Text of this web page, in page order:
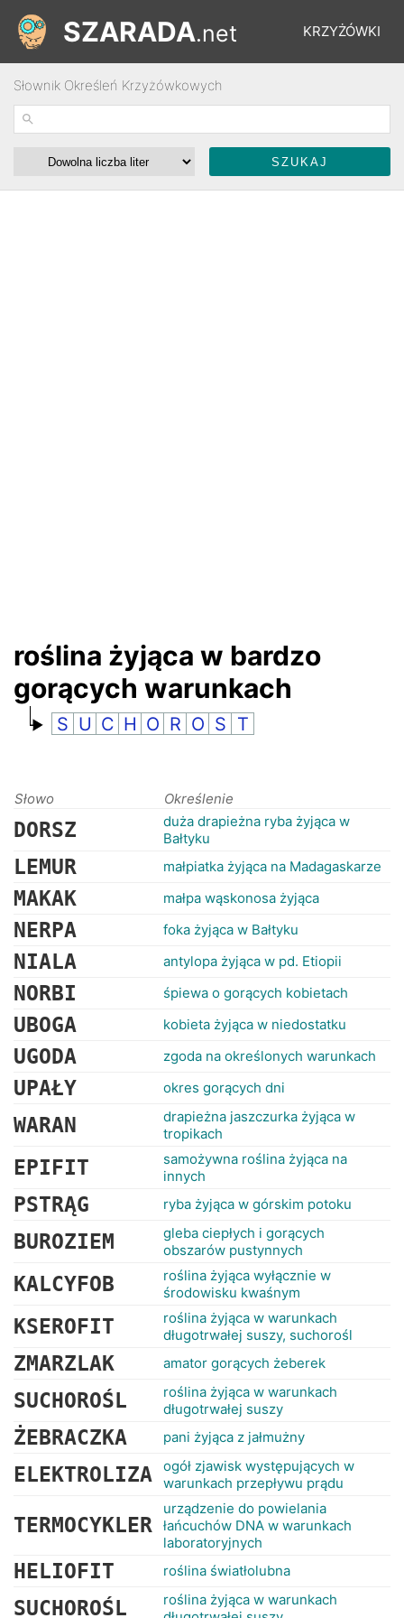
KRZYŻÓWKI
ŁAMIGŁÓWKI
SZARADA.net
Słownik Określeń Krzyżówkowych
roślina żyjąca w bardzo
gorących warunkach
S U C H O R O S T
Słowo Określenie
DORSZ
duża drapieżna ryba żyjąca w
Bałtyku
LEMUR małpiatka żyjąca na Madagaskarze
MAKAK małpa wąskonosa żyjąca
NERPA foka żyjąca w Bałtyku
NIALA antylopa żyjąca w pd. Etiopii
NORBI śpiewa o gorących kobietach
UBOGA kobieta żyjąca w niedostatku
UGODA zgoda na określonych warunkach
UPAŁY okres gorących dni
WARAN
drapieżna jaszczurka żyjąca w
tropikach
EPIFIT
samożywna roślina żyjąca na
innych
PSTRĄG ryba żyjąca w górskim potoku
BUROZIEM
gleba ciepłych i gorących
obszarów pustynnych
KALCYFOB
roślina żyjąca wyłącznie w
środowisku kwaśnym
KSEROFIT
roślina żyjąca w warunkach
długotrwałej suszy, suchorośl
ZMARZLAK amator gorących żeberek
SUCHOROŚL
roślina żyjąca w warunkach
długotrwałej suszy
ŻEBRACZKA pani żyjąca z jałmużny
ELEKTROLIZA
ogół zjawisk występujących w
warunkach przepływu prądu
TERMOCYKLER
urządzenie do powielania
łańcuchów DNA w warunkach
laboratoryjnych
HELIOFIT roślina światłolubna
SUCHOROŚL
roślina żyjąca w warunkach